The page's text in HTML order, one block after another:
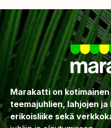
Marakatti on
teemajuhlien, lahjojen
erikoisliike sekä